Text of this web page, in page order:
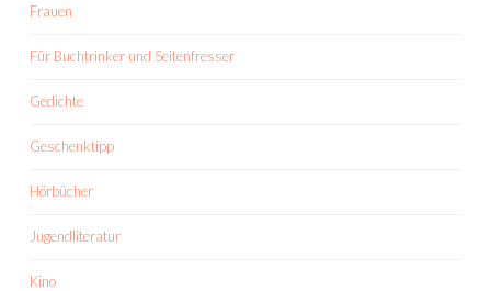
Frauen
Für Buchtrinker und Seitenfresser
Gedichte
Geschenktipp
Hörbücher
Jugendliteratur
Kino